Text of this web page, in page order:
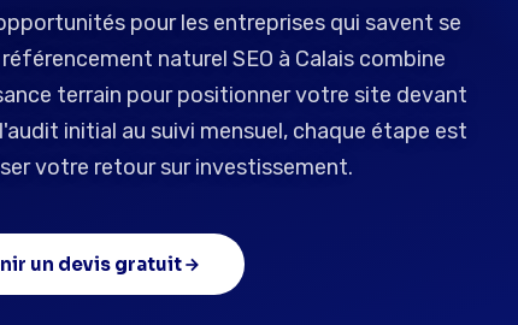
pour les entreprises qui savent se
naturel SEO à Calais combine
terrain pour positionner votre site devant
initial au suivi mensuel, chaque étape est
votre retour sur investissement.
un devis gratuit